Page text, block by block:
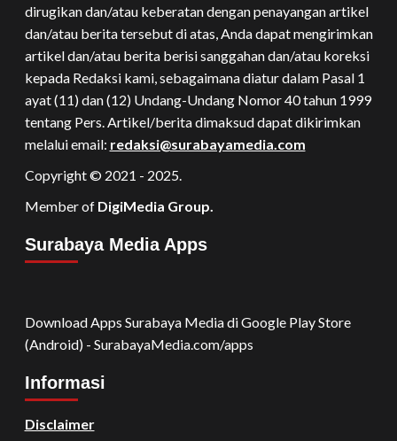
dirugikan dan/atau keberatan dengan penayangan artikel
dan/atau berita tersebut di atas, Anda dapat mengirimkan
artikel dan/atau berita berisi sanggahan dan/atau koreksi
kepada Redaksi kami, sebagaimana diatur dalam Pasal 1
ayat (11) dan (12) Undang-Undang Nomor 40 tahun 1999
tentang Pers. Artikel/berita dimaksud dapat dikirimkan
melalui email: redaksi@surabayamedia.com
Copyright © 2021 - 2025.
Member of DigiMedia Group.
Surabaya Media Apps
Download Apps Surabaya Media di Google Play Store
(Android) - SurabayaMedia.com/apps
Informasi
Disclaimer